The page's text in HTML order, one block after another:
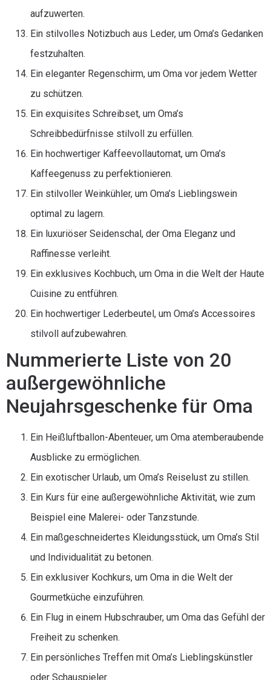
aufzuwerten.
Ein stilvolles Notizbuch aus Leder, um Oma’s Gedanken
festzuhalten.
Ein eleganter Regenschirm, um Oma vor jedem Wetter
zu schützen.
Ein exquisites Schreibset, um Oma’s
Schreibbedürfnisse stilvoll zu erfüllen.
Ein hochwertiger Kaffeevollautomat, um Oma’s
Kaffeegenuss zu perfektionieren.
Ein stilvoller Weinkühler, um Oma’s Lieblingswein
optimal zu lagern.
Ein luxuriöser Seidenschal, der Oma Eleganz und
Raffinesse verleiht.
Ein exklusives Kochbuch, um Oma in die Welt der Haute
Cuisine zu entführen.
Ein hochwertiger Lederbeutel, um Oma’s Accessoires
stilvoll aufzubewahren.
Nummerierte Liste von 20
außergewöhnliche
Neujahrsgeschenke für Oma
Ein Heißluftballon-Abenteuer, um Oma atemberaubende
Ausblicke zu ermöglichen.
Ein exotischer Urlaub, um Oma’s Reiselust zu stillen.
Ein Kurs für eine außergewöhnliche Aktivität, wie zum
Beispiel eine Malerei- oder Tanzstunde.
Ein maßgeschneidertes Kleidungsstück, um Oma’s Stil
und Individualität zu betonen.
Ein exklusiver Kochkurs, um Oma in die Welt der
Gourmetküche einzuführen.
Ein Flug in einem Hubschrauber, um Oma das Gefühl der
Freiheit zu schenken.
Ein persönliches Treffen mit Oma’s Lieblingskünstler
oder Schauspieler.